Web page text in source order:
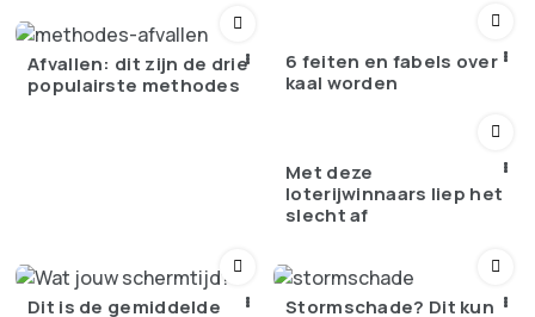
Afvallen: dit zijn de drie
populairste methodes
6 feiten en fabels over
kaal worden
Met deze
loterijwinnaars liep het
slecht af
Dit is de gemiddelde
Stormschade? Dit kun